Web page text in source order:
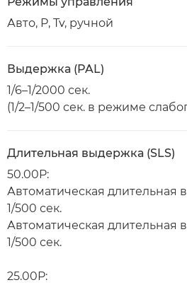
Авто, P, Tv, ручной
Выдержка (PAL)
1/6–1/2000 сек.
(1/2–1/500 сек. в режиме
Длительная выдержка (SLS)
50.00P:
Автоматическая длительная
1/500 сек.
Автоматическая длительная
1/500 сек.
25.00P: